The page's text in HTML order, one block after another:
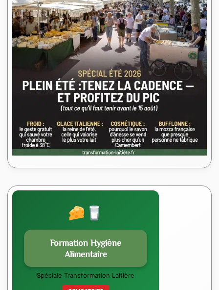
Formation Hygiène
Alimentaire
Spéciale Transformation Laitière